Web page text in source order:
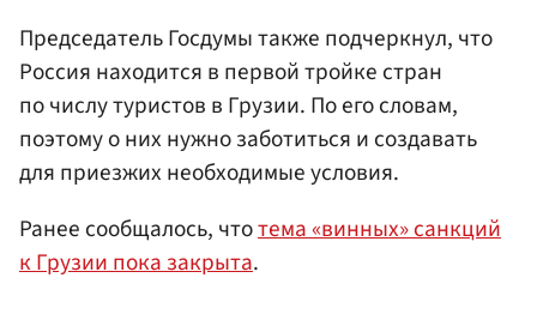
Председатель Госдумы также подчеркнул, что
Россия находится в первой тройке стран
по числу туристов в Грузии. По его словам,
поэтому о них нужно заботиться и создавать
для приезжих необходимые условия.
Ранее сообщалось, чтотема «винных» санкций
к Грузии пока закрыта.